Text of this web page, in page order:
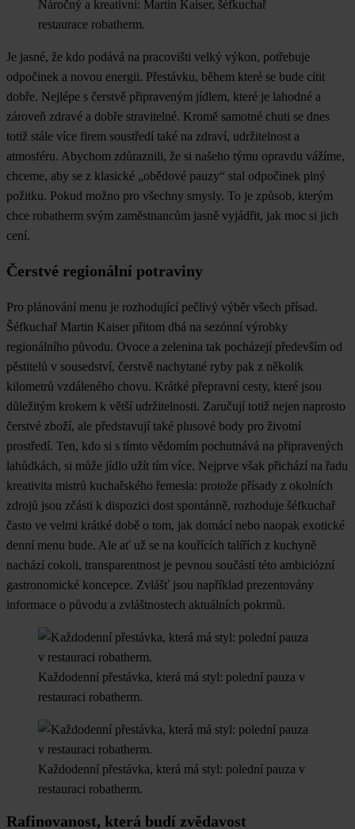
Náročný a kreativní: Martin Kaiser, šéfkuchař
restaurace robatherm.
Je jasné, že kdo podává na pracovišti velký výkon, potřebuje
odpočinek a novou energii. Přestávku, během které se bude cítit
dobře. Nejlépe s čerstvě připraveným jídlem, které je lahodné a
zároveň zdravé a dobře stravitelné. Kromě samotné chuti se dnes
totiž stále více firem soustředí také na zdraví, udržitelnost a
atmosféru. Abychom zdůraznili, že si našeho týmu opravdu vážíme,
chceme, aby se z klasické „obědové pauzy“ stal odpočinek plný
požitku. Pokud možno pro všechny smysly. To je způsob, kterým
chce robatherm svým zaměstnancům jasně vyjádřit, jak moc si jich
cení.
Čerstvé regionální potraviny
Pro plánování menu je rozhodující pečlivý výběr všech přísad.
Šéfkuchař Martin Kaiser přitom dbá na sezónní výrobky
regionálního původu. Ovoce a zelenina tak pocházejí především od
pěstitelů v sousedství, čerstvě nachytané ryby pak z několik
kilometrů vzdáleného chovu. Krátké přepravní cesty, které jsou
důležitým krokem k větší udržitelnosti. Zaručují totiž nejen naprosto
čerstvé zboží, ale představují také plusové body pro životní
prostředí. Ten, kdo si s tímto vědomím pochutnává na připravených
lahůdkách, si může jídlo užít tím více. Nejprve však přichází na řadu
kreativita mistrů kuchařského řemesla: protože přísady z okolních
zdrojů jsou zčásti k dispozici dost spontánně, rozhoduje šéfkuchař
často ve velmi krátké době o tom, jak domácí nebo naopak exotické
denní menu bude. Ale ať už se na kouřících talířích z kuchyně
nachází cokoli, transparentnost je pevnou součástí této ambiciózní
gastronomické koncepce. Zvlášť jsou například prezentovány
informace o původu a zvláštnostech aktuálních pokrmů.
Každodenní přestávka, která má styl: polední pauza v
restauraci robatherm.
Každodenní přestávka, která má styl: polední pauza v
restauraci robatherm.
Rafinovanost, která budí zvědavost